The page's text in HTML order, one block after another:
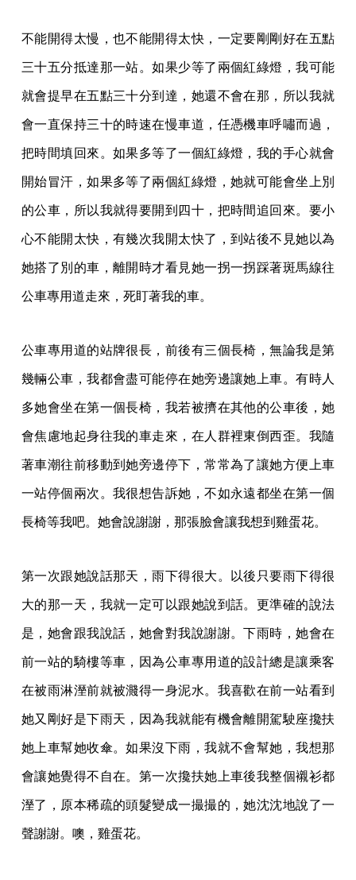
不能開得太慢，也不能開得太快，一定要剛剛好在五點
三十五分抵達那一站。如果少等了兩個紅綠燈，我可能
就會提早在五點三十分到達，她還不會在那，所以我就
會一直保持三十的時速在慢車道，任憑機車呼嘯而過，
把時間填回來。如果多等了一個紅綠燈，我的手心就會
開始冒汗，如果多等了兩個紅綠燈，她就可能會坐上別
的公車，所以我就得要開到四十，把時間追回來。要小
心不能開太快，有幾次我開太快了，到站後不見她以為
她搭了別的車，離開時才看見她一拐一拐踩著斑馬線往
公車專用道走來，死盯著我的車。
公車專用道的站牌很長，前後有三個長椅，無論我是第
幾輛公車，我都會盡可能停在她旁邊讓她上車。有時人
多她會坐在第一個長椅，我若被擠在其他的公車後，她
會焦慮地起身往我的車走來，在人群裡東倒西歪。我隨
著車潮往前移動到她旁邊停下，常常為了讓她方便上車
一站停個兩次。我很想告訴她，不如永遠都坐在第一個
長椅等我吧。她會說謝謝，那張臉會讓我想到雞蛋花。
第一次跟她說話那天，雨下得很大。以後只要雨下得很
大的那一天，我就一定可以跟她說到話。更準確的說法
是，她會跟我說話，她會對我說謝謝。下雨時，她會在
前一站的騎樓等車，因為公車專用道的設計總是讓乘客
在被雨淋溼前就被濺得一身泥水。我喜歡在前一站看到
她又剛好是下雨天，因為我就能有機會離開駕駛座攙扶
她上車幫她收傘。如果沒下雨，我就不會幫她，我想那
會讓她覺得不自在。第一次攙扶她上車後我整個襯衫都
溼了，原本稀疏的頭髮變成一撮撮的，她沈沈地說了一
聲謝謝。噢，雞蛋花。